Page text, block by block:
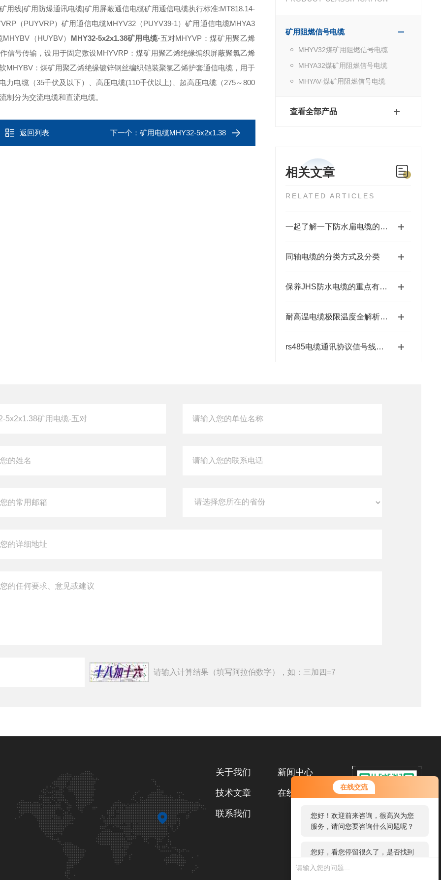
在线交流
您好！欢迎前来咨询，很高兴为您
服务，请问您要咨询什么问题呢？
您好，看您停留很久了，是否找到
了需求产品，您可以直接在线与我
矿用阻燃信号电缆
MHYV32煤矿用阻燃信号电缆
MHYA32煤矿用阻燃信号电缆
MHYAV-煤矿用阻燃信号电缆
查看全部产品
相关文章
RELATED ARTICLES
一起了解一下防水扁电缆的功能以及用途
同轴电缆的分类方式及分类
保养JHS防水电缆的重点有哪些
耐高温电缆极限温度全解析：从180℃到1000℃的技术突破
rs485电缆通讯协议信号线采购标准
用线|矿用防爆通讯电缆|矿用屏蔽通信电缆矿用通信电缆执行标准:MT818.14-
（PUYVRP）矿用通信电缆MHYV32（PUYV39-1）矿用通信电缆MHYA3
（HUYBV） MHY32-5x2x1.38矿用电缆-五对MHYVP：煤矿用聚乙烯
信号传输，设用于固定敷设MHYVRP：煤矿用聚乙烯绝缘编织屏蔽聚氯乙烯
MHYBV：煤矿用聚乙烯绝缘镀锌钢丝编织铠装聚氯乙烯护套通信电缆，用于
电缆（35千伏及以下）、高压电缆(110千伏以上)、超高压电缆（275～800
制分为交流电缆和直流电缆。
返回列表 下一个： 矿用电缆MHY32-5x2x1.38
请输入计算结果（填写阿拉伯数字），如：三加四=7
关于我们 新闻中心
技术文章 在线留言
联系我们